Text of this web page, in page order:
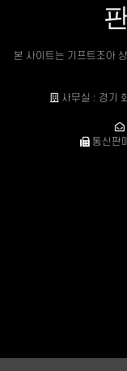
본 사이트는 기프트조아
사무실 : 경기
통신판